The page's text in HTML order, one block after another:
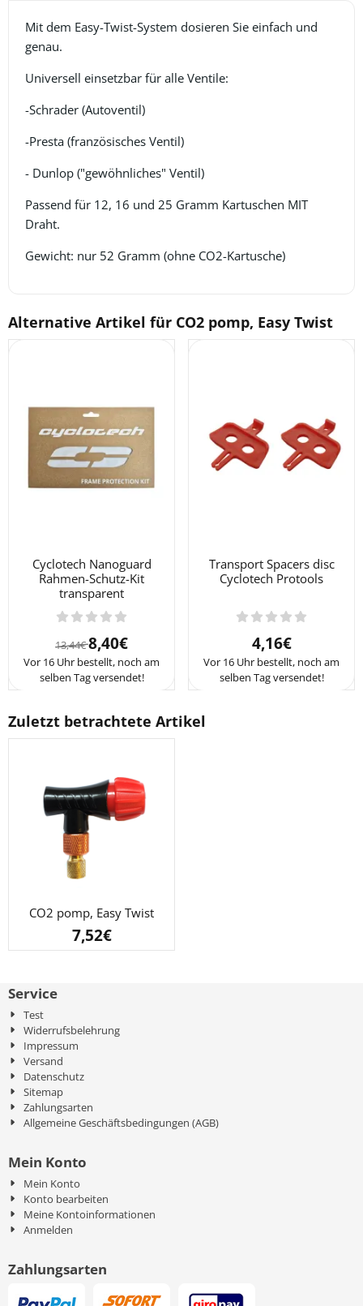
Mit dem Easy-Twist-System dosieren Sie einfach und
genau.
Universell einsetzbar für alle Ventile:
-Schrader (Autoventil)
-Presta (französisches Ventil)
- Dunlop ("gewöhnliches" Ventil)
Passend für 12, 16 und 25 Gramm Kartuschen MIT
Draht.
Gewicht: nur 52 Gramm (ohne CO2-Kartusche)
Alternative Artikel für CO2 pomp, Easy Twist
Cyclotech Nanoguard
Rahmen-Schutz-Kit
transparent
Von 13,44 für 8,40
13,44€8,40€
Vor 16 Uhr bestellt, noch am
selben Tag versendet!
Transport Spacers disc
Cyclotech Protools
Preis: 4,16
4,16€
Vor 16 Uhr bestellt, noch am
selben Tag versendet!
Zuletzt betrachtete Artikel
CO2 pomp, Easy Twist
7,52€
Service
Test
Widerrufsbelehrung
Impressum
Versand
Datenschutz
Sitemap
Zahlungsarten
Allgemeine Geschäftsbedingungen (AGB)
Mein Konto
Mein Konto
Konto bearbeiten
Meine Kontoinformationen
Anmelden
Zahlungsarten